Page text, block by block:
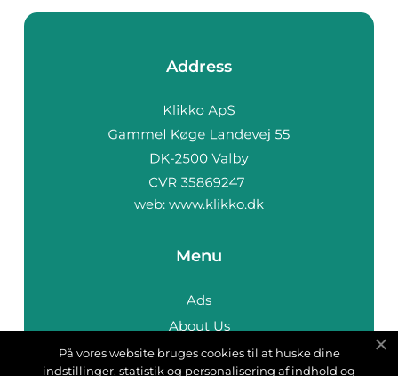
Address
web: www.klikko.dk
Menu
Ads
About Us
Cookies
På vores website bruges cookies til at huske dine
indstillinger, statistik og personalisering af indhold og